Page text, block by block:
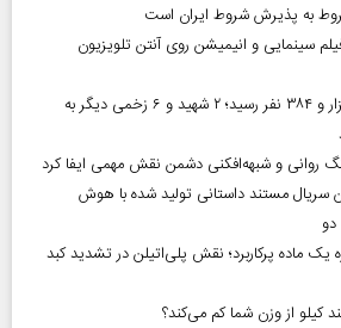
به پذیرش شروط ایران است
آمار شهدای غزه به ۷۳ هزار و ۳۸۴ نفر رسید؛ ۲ شهید و ۶ زخمی دیگر به
روانی و شبهه‌افکنی دشمن نقش مهمی ایفا کرد
سریال مستند داستانی تولید شده با هوش
یک ماده پرکاربرد؛ نقش پلی‌اتیلن در تشدید کبد
کیلو از وزن شما کم می‌کند؟